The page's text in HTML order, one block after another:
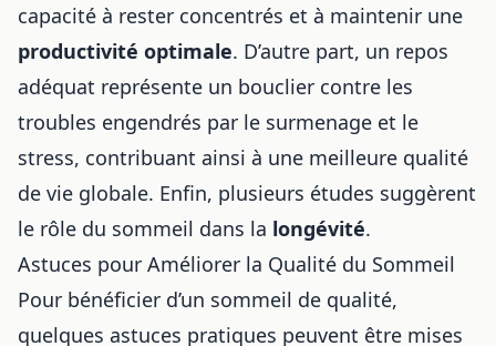
capacité à rester concentrés et à maintenir une
productivité optimale. D’autre part, un repos
adéquat représente un bouclier contre les
troubles engendrés par le surmenage et le
stress, contribuant ainsi à une meilleure qualité
de vie globale. Enfin, plusieurs études suggèrent
le rôle du sommeil dans la longévité.
Astuces pour Améliorer la Qualité du Sommeil
Pour bénéficier d’un sommeil de qualité,
quelques astuces pratiques peuvent être mises